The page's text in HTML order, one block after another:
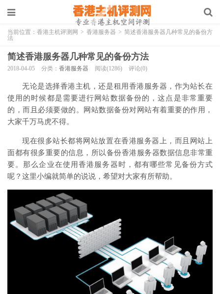
当前位置： 香港主机评测网 > 香港服务器 > 简述香港服务器几种常见的备份方
法
简述香港服务器几种常见的备份方法
2018-04-05 分类： 香港服务器 阅读(1286) 评论(0)
无论是选择香港主机，还是租用香港服务器，作为站长在
使用的时候都是需要进行网站数据备份的，这点是非常重要
的，而且必须要做的。网站数据备份对网站有着重要的作用，
大家千万马虎不得。
现在很多站长都将网站放置在香港服务器上，而且网站上
面都有很多重要的信息，所以备份香港服务器数据信息非常重
要。那么企业在使用香港服务器时，都有哪些常见备份方式
呢？这里小编就简单的说说，希望对大家有所帮助。